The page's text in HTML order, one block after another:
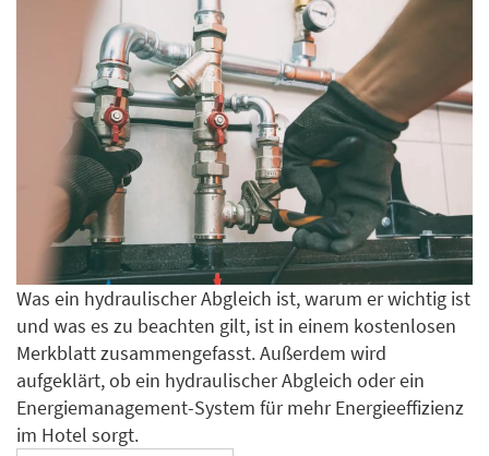
Was ein hydraulischer Abgleich ist, warum er wichtig ist
und was es zu beachten gilt, ist in einem kostenlosen
Merkblatt zusammengefasst. Außerdem wird
aufgeklärt, ob ein hydraulischer Abgleich oder ein
Energiemanagement-System für mehr Energieeffizienz
im Hotel sorgt.